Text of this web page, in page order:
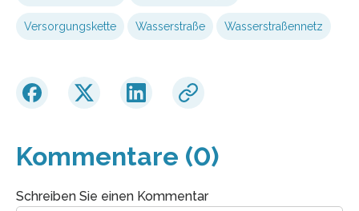
Versorgungskette Wasserstraße Wasserstraßennetz
Kommentare (0)
Schreiben Sie einen Kommentar